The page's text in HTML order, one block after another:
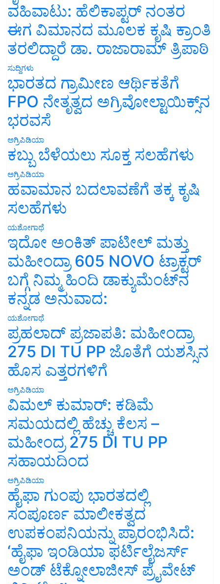
ವಹಿವಾಟು: ಹೆಲಿಕಾಪ್ಟರ್ ನಂತರ
ಈಗ ವಿಮಾನದ ಮೂಲಕ ಕೃಷಿ ಕ್ರಾಂತಿ
ತರಲಿದ್ದಾರೆ ಡಾ. ರಾಜಾರಾಮ್ ತ್ರಿಪಾಠಿ
ಸುದ್ದಿಗಳು
ಭಾರತದ ಗ್ರಾಮೀಣ ಆರ್ಥಿಕತೆಗೆ
FPO ನೇತೃತ್ವದ ಅಗ್ರಿವೋಲ್ಟಾಯಿಕ್ಸ್‌ನ
ಭರವಸೆ
ಅಗ್ರಿಪಿಡಿಯಾ
ಕಬ್ಬು ಬೆಳೆಯಲು ಸೂಕ್ತ ಸಲಹೆಗಳು
ಅಗ್ರಿಪಿಡಿಯಾ
ಹವಾಮಾನ ಬದಲಾವಣೆಗೆ ತಕ್ಕ ಕೃಷಿ
ಸಲಹೆಗಳು
ಯಶೋಗಾಥೆ
ಇದೋ ಅಂಕಿತ್ ಪಾಟೀಲ್ ಮತ್ತು
ಮಹೀಂದ್ರಾ 605 NOVO ಟ್ರಾಕ್ಟರ್
ಬಗ್ಗೆ ನಿಮ್ಮ ಹಿಂದಿ ಡಾಕ್ಯುಮೆಂಟ್‌ನ
ಕನ್ನಡ ಅನುವಾದ:
ಯಶೋಗಾಥೆ
ಪ್ರಹಲಾದ್ ಪ್ರಜಾಪತಿ: ಮಹೀಂದ್ರಾ
275 DI TU PP ಜೊತೆಗೆ ಯಶಸ್ಸಿನ
ಹೊಸ ಎತ್ತರಗಳಿಗೆ
ಅಗ್ರಿಪಿಡಿಯಾ
ವಿಮಲ್ ಕುಮಾರ್: ಕಡಿಮೆ
ಸಮಯದಲ್ಲಿ ಹೆಚ್ಚು ಕೆಲಸ –
ಮಹೀಂದ್ರ 275 DI TU PP
ಸಹಾಯದಿಂದ
ಅಗ್ರಿಪಿಡಿಯಾ
ಹೈಫಾ ಗುಂಪು ಭಾರತದಲ್ಲಿ
ಸಂಪೂರ್ಣ ಮಾಲೀಕತ್ವದ
ಉಪಕಂಪನಿಯನ್ನು ಪ್ರಾರಂಭಿಸಿದೆ:
‘ಹೈಫಾ ಇಂಡಿಯಾ ಫರ್ಟಿಲೈಜರ್ಸ್
ಅಂಡ್ ಟೆಕ್ನೋಲಾಜೀಸ್ ಪ್ರೈವೇಟ್